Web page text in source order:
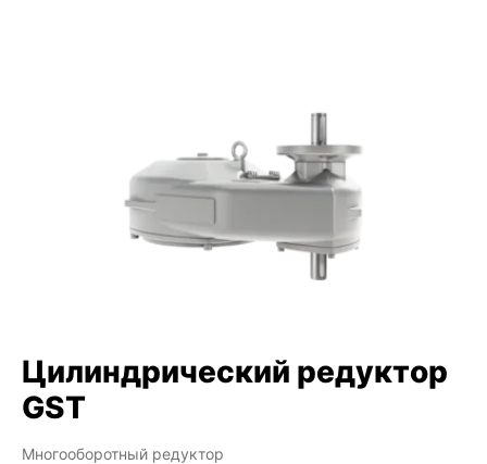
Цилиндрический редуктор
GST
Многооборотный редуктор